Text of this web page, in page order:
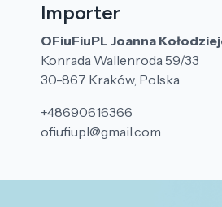
Importer
OFiuFiuPL Joanna
Konrada Wallenroda 59/33
30-867 Kraków, Polska
+48690616366
ofiufiupl@gmail.com